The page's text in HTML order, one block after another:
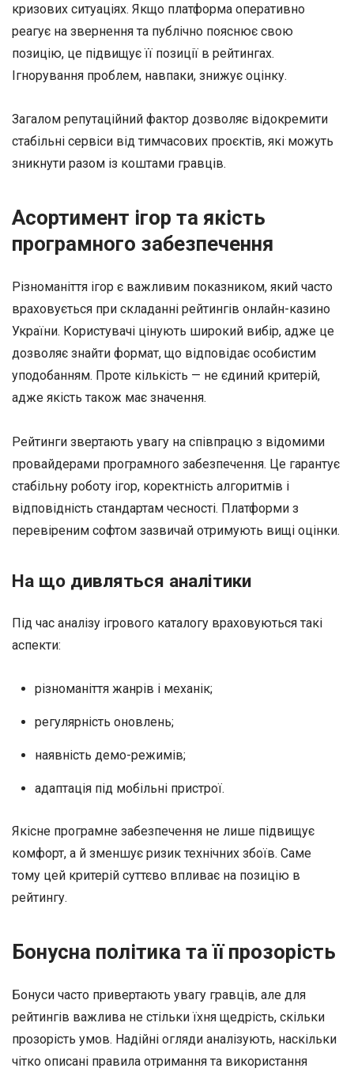
кризових ситуаціях. Якщо платформа оперативно
реагує на звернення та публічно пояснює свою
позицію, це підвищує її позиції в рейтингах.
Ігнорування проблем, навпаки, знижує оцінку.
Загалом репутаційний фактор дозволяє відокремити
стабільні сервіси від тимчасових проєктів, які можуть
зникнути разом із коштами гравців.
Асортимент ігор та якість
програмного забезпечення
Різноманіття ігор є важливим показником, який часто
враховується при складанні рейтингів онлайн-казино
України. Користувачі цінують широкий вибір, адже це
дозволяє знайти формат, що відповідає особистим
уподобанням. Проте кількість — не єдиний критерій,
адже якість також має значення.
Рейтинги звертають увагу на співпрацю з відомими
провайдерами програмного забезпечення. Це гарантує
стабільну роботу ігор, коректність алгоритмів і
відповідність стандартам чесності. Платформи з
перевіреним софтом зазвичай отримують вищі оцінки.
На що дивляться аналітики
Під час аналізу ігрового каталогу враховуються такі
аспекти:
різноманіття жанрів і механік;
регулярність оновлень;
наявність демо-режимів;
адаптація під мобільні пристрої.
Якісне програмне забезпечення не лише підвищує
комфорт, а й зменшує ризик технічних збоїв. Саме
тому цей критерій суттєво впливає на позицію в
рейтингу.
Бонусна політика та її прозорість
Бонуси часто привертають увагу гравців, але для
рейтингів важлива не стільки їхня щедрість, скільки
прозорість умов. Надійні огляди аналізують, наскільки
чітко описані правила отримання та використання